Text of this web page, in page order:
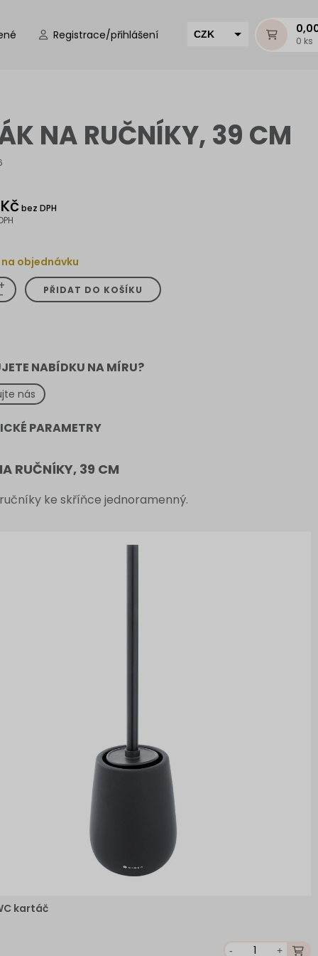
Registrace/přihlášení CZK
0 ks
NA RUČNÍKY, 39 CM
bez DPH
objednávku
PŘIDAT DO KOŠÍKU
NABÍDKU NA MÍRU?
nás
PARAMETRY
RUČNÍKY, 39 CM
ke skříňce jednoramenný.
kartáč
- +